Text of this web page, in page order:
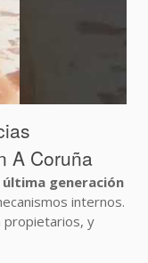
A Coruña
generación
internos.
propietarios, y